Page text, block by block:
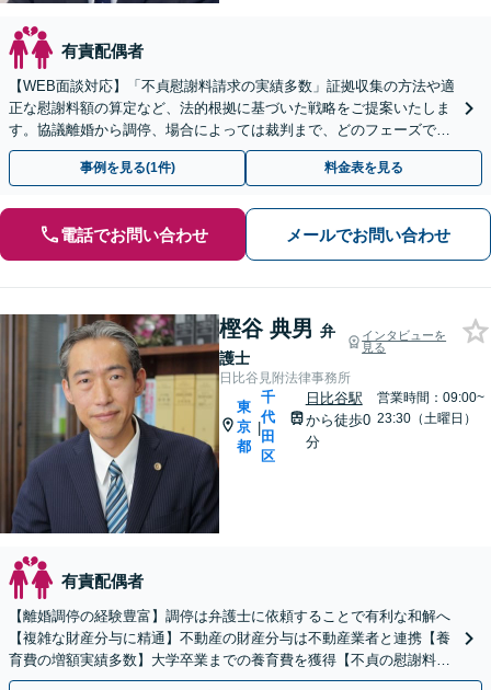
有責配偶者
【WEB面談対応】「不貞慰謝料請求の実績多数」証拠収集の方法や適
正な慰謝料額の算定など、法的根拠に基づいた戦略をご提案いたしま
す。協議離婚から調停、場合によっては裁判まで、どのフェーズでも
対応可能「わかりやすい説明と明確な料金体系」
事例を見る(1件) 料金表を見る
電話でお問い合わせ メールでお問い合わせ
樫谷 典男 弁
護士
インタビューを
見る
日比谷見附法律事務所
東
京
都
|
千
代
田
区
日比谷駅
から徒歩0
分
営業時間：09:00~
23:30（土曜日）
有責配偶者
【離婚調停の経験豊富】調停は弁護士に依頼することで有利な和解へ
【複雑な財産分与に精通】不動産の財産分与は不動産業者と連携【養
育費の増額実績多数】大学卒業までの養育費を獲得【不貞の慰謝料請
求も対応】証拠の集め方をアドバイス【日比谷駅徒歩0分】